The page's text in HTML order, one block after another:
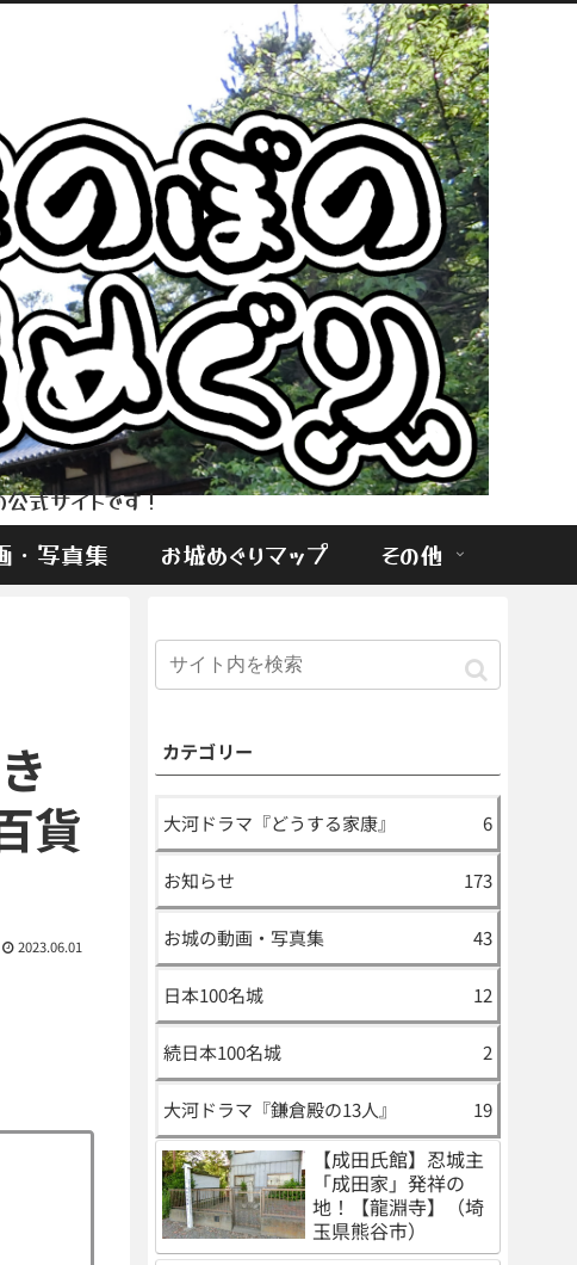
式サイトです！
・写真集 お城めぐりマップ その他
貨
2023.06.01
カテゴリー
大河ドラマ『どうする家康』 6
お知らせ 173
お城の動画・写真集 43
日本100名城 12
続日本100名城 2
大河ドラマ『鎌倉殿の13人』 19
【成田氏館】忍城主
「成田家」発祥の
地！【龍淵寺】（埼
玉県熊谷市）